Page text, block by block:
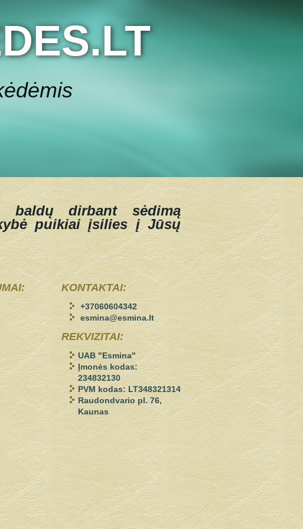
baldų dirbant sėdimą
puikiai įsilies į Jūsų
KONTAKTAI:
+37060604342
esmina@esmina.lt
REKVIZITAI:
UAB "Esmina"
Įmonės kodas:
234832130
PVM kodas: LT348321314
Raudondvario pl. 76,
Kaunas